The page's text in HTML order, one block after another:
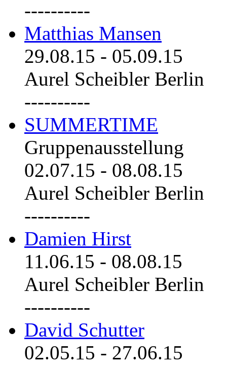
----------
Matthias Mansen
29.08.15 - 05.09.15
Aurel Scheibler Berlin
----------
SUMMERTIME
Gruppenausstellung
02.07.15 - 08.08.15
Aurel Scheibler Berlin
----------
Damien Hirst
11.06.15 - 08.08.15
Aurel Scheibler Berlin
----------
David Schutter
02.05.15 - 27.06.15